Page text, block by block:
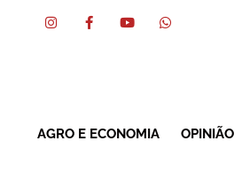
AGRO E ECONOMIA OPINIÃO